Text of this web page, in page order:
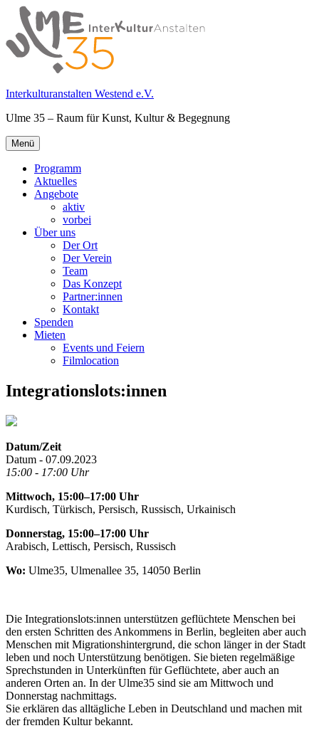
Springe
zum
Inhalt
Interkulturanstalten Westend e.V.
Ulme 35 – Raum für Kunst, Kultur & Begegnung
Primäres
Menü
Menü
Programm
Aktuelles
Angebote
aktiv
vorbei
Über uns
Der Ort
Der Verein
Team
Das Konzept
Partner:innen
Kontakt
Spenden
Mieten
Events und Feiern
Filmlocation
Integrationslots:innen
Datum/Zeit
Datum - 07.09.2023
15:00 - 17:00 Uhr
Mittwoch, 15:00–17:00 Uhr
Kurdisch, Türkisch, Persisch, Russisch, Urkainisch
Donnerstag, 15:00–17:00 Uhr
Arabisch, Lettisch, Persisch, Russisch
Wo: Ulme35, Ulmenallee 35, 14050 Berlin
Die Integrationslots:innen unterstützen geflüchtete Menschen bei
den ersten Schritten des Ankommens in Berlin, begleiten aber auch
Menschen mit Migrationshintergrund, die schon länger in der Stadt
leben und noch Unterstützung benötigen. Sie bieten regelmäßige
Sprechstunden in Unterkünften für Geflüchtete, aber auch an
anderen Orten an. In der Ulme35 sind sie am Mittwoch und
Donnerstag nachmittags.
Sie erklären das alltägliche Leben in Deutschland und machen mit
der fremden Kultur bekannt.